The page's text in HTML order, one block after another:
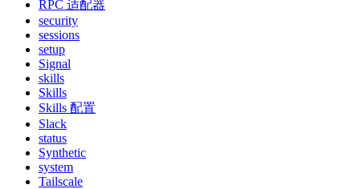
RPC 适配器
security
sessions
setup
Signal
skills
Skills
Skills 配置
Slack
status
Synthetic
system
Tailscale